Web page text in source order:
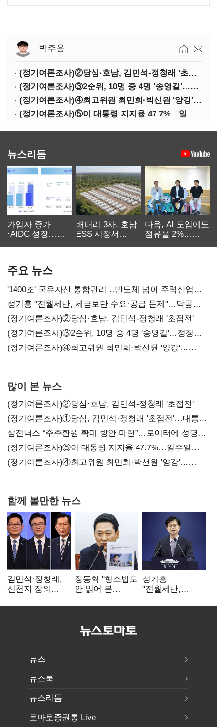
박주용
(정기여론조사)②당심·호남, 김민석-정청래 '초접전'
(정기여론조사)③2순위, 10명 중 4명 '송영길'…정청래 '한 자릿수'
(정기여론조사)④최고위원 최민희·박선원 '양강'…서미화·이성윤·임미애 뒤이어
(정기여론조사)⑤이 대통령 지지율 47.7%…일주일 만에 다시 40%대
뉴스리듬
가입자 증가
·AIDC 성장…
배터리 3사, 호남
ESS 시장서
다음, AI 도입에도
점유율 2%…
주요 뉴스
'1400조' 국유자산 통합관리…반도체 넘어 주력산업
구조혁신
성기홍 "전월세난, 세금보단 수요·공급 문제"…닥공
시사
(정기여론조사)②당심·호남, 김민석-정청래 '초접전'
(정기여론조사)③2순위, 10명 중 4명 '송영길'…정청래
'한 자릿수'
(정기여론조사)④최고위원 최민희·박선원 '양강'…
많이 본 뉴스
(정기여론조사)②당심·호남, 김민석-정청래 '초접전'
(정기여론조사)①당심, 김민석·정청래 '초접전'…대통령
지지도 '50% 아래로'(종합)
삼전닉스 “주주환원 확대 방안 마련”…로이터에 성명
보내
(정기여론조사)⑤이 대통령 지지율 47.7%…일주일
만에 다시 40%대
(정기여론조사)④최고위원 최민희·박선원 '양강'…
함께 볼만한 뉴스
김민석·정청래,
신천지 장외
"호남 계몽 규탄"
장동혁 "형소법도
안 읽어 본
속도로 무너질
성기홍
"전월세난,
공급 문제"…닥공
뉴스
뉴스북
뉴스리듬
토마토증권통 Live